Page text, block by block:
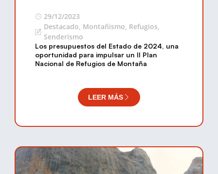
29/12/2023
Destacado, Montañismo, Refugios,
Senderismo
Los presupuestos del Estado de 2024, una
oportunidad para impulsar un II Plan
Nacional de Refugios de Montaña
LEER MÁS